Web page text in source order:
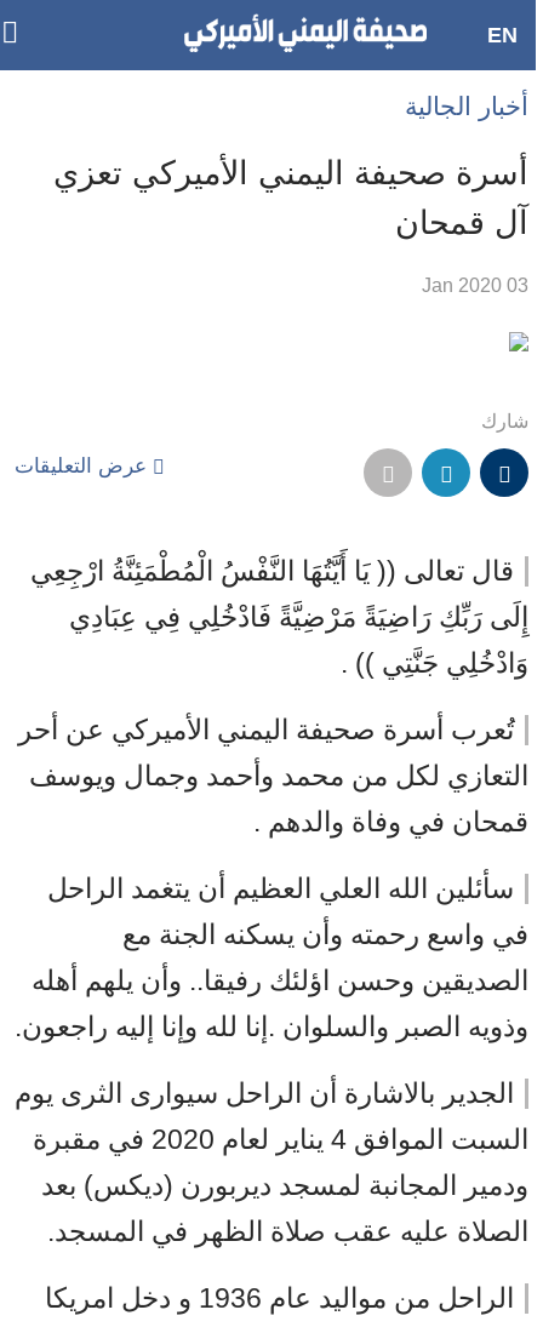
EN
أخبار الجالية
أسرة صحيفة اليمني الأميركي تعزي
آل قمحان
03 Jan 2020
شارك
عرض التعليقات
قال تعالى (( يَا أَيَّتُهَا النَّفْسُ الْمُطْمَئِنَّةُ ارْجِعِي
إِلَى رَبِّكِ رَاضِيَةً مَرْضِيَّةً فَادْخُلِي فِي عِبَادِي
وَادْخُلِي جَنَّتِي )) .
تُعرب أسرة صحيفة اليمني الأميركي عن أحر
التعازي لكل من محمد وأحمد وجمال ويوسف
قمحان في وفاة والدهم .
سأئلين الله العلي العظيم أن يتغمد الراحل
في واسع رحمته وأن يسكنه الجنة مع
الصديقين وحسن اؤلئك رفيقا.. وأن يلهم أهله
وذويه الصبر والسلوان .إنا لله وإنا إليه راجعون.
الجدير بالاشارة أن الراحل سيوارى الثرى يوم
السبت الموافق 4 يناير لعام 2020 في مقبرة
ودمير المجانبة لمسجد ديربورن (ديكس) بعد
الصلاة عليه عقب صلاة الظهر في المسجد.
الراحل من مواليد عام 1936 و دخل امريكا